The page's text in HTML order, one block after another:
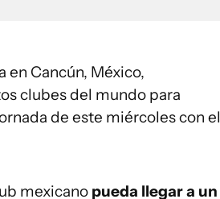
en Cancún, México,
clubes del mundo para
de este miércoles con el
mexicano pueda llegar a un